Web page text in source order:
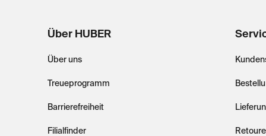
Über HUBER
Über uns
Treueprogramm
Barrierefreiheit
Filialfinder